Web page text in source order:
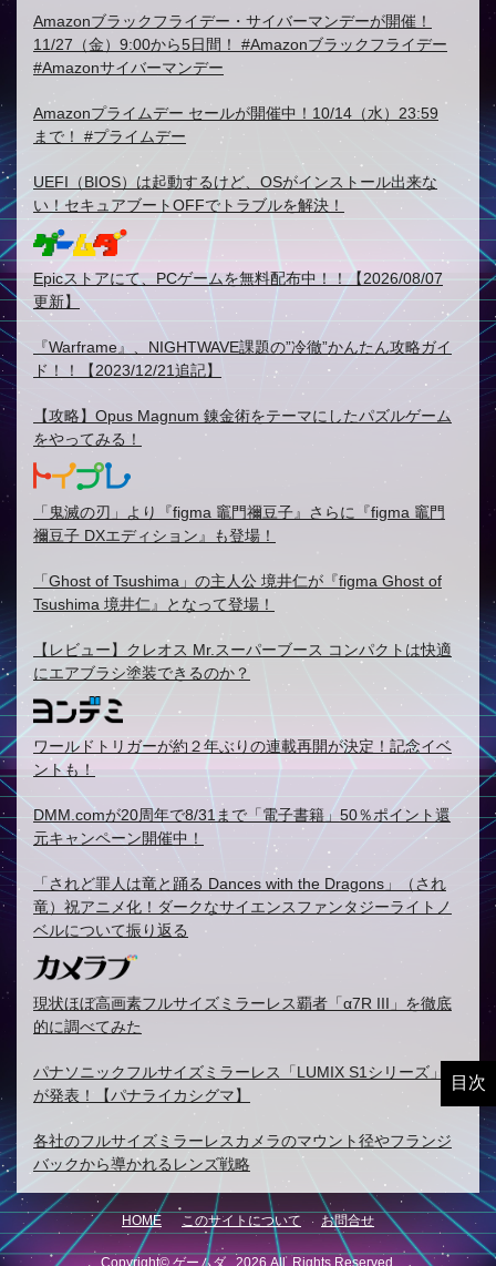
目次
Amazonブラックフライデー・サイバーマンデーが開催！
11/27（金）9:00から5日間！ #Amazonブラックフライデー
#Amazonサイバーマンデー
Amazonプライムデー セールが開催中！10/14（水）23:59
まで！ #プライムデー
UEFI（BIOS）は起動するけど、OSがインストール出来な
い！セキュアブートOFFでトラブルを解決！
Epicストアにて、PCゲームを無料配布中！！【2026/08/07
更新】
『Warframe』、NIGHTWAVE課題の”冷徹”かんたん攻略ガイ
ド！！【2023/12/21追記】
【攻略】Opus Magnum 錬金術をテーマにしたパズルゲーム
をやってみる！
「鬼滅の刃」より『figma 竈門禰豆子』さらに『figma 竈門
禰豆子 DXエディション』も登場！
「Ghost of Tsushima」の主人公 境井仁が『figma Ghost of
Tsushima 境井仁』となって登場！
【レビュー】クレオス Mr.スーパーブース コンパクトは快適
にエアブラシ塗装できるのか？
ワールドトリガーが約２年ぶりの連載再開が決定！記念イベ
ントも！
DMM.comが20周年で8/31まで「電子書籍」50％ポイント還
元キャンペーン開催中！
「されど罪人は竜と踊る Dances with the Dragons」（され
竜）祝アニメ化！ダークなサイエンスファンタジーライトノ
ベルについて振り返る
現状ほぼ高画素フルサイズミラーレス覇者「α7R III」を徹底
的に調べてみた
パナソニックフルサイズミラーレス「LUMIX S1シリーズ」
が発表！【パナライカシグマ】
各社のフルサイズミラーレスカメラのマウント径やフランジ
バックから導かれるレンズ戦略
HOME このサイトについて お問合せ
Copyright© ゲームダ , 2026 All Rights Reserved.